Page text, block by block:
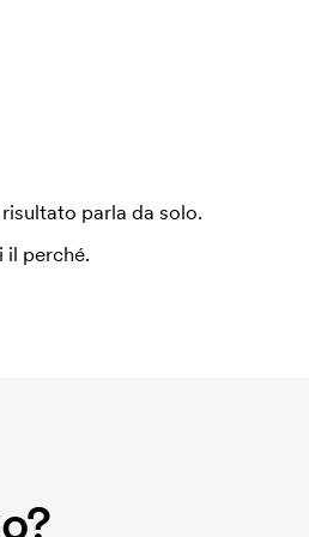
parla da solo.
il perché.